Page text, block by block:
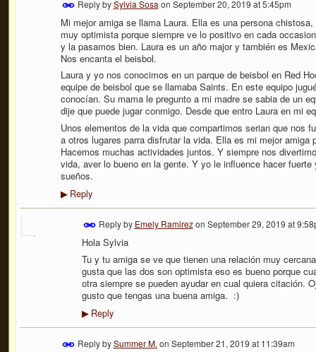
Reply bySylvia Sosa on September 20, 2019 at 5:45pm
Mi mejor amiga se llama Laura. Ella es una persona
muy optimista porque siempre ve lo positivo en cada
y la pasamos bien. Laura es un año major y también es
Nos encanta el beisbol.
Laura y yo nos conocimos en un parque de beisbol en Red
equipe de beisbol que se llamaba Saints. En este equipo
conocían. Su mama le pregunto a mi madre se sabia de un
dije que puede jugar conmigo. Desde que entro Laura en mi
Unos elementos de la vida que compartimos serian que nos
a otros lugares parra disfrutar la vida. Ella es mi mejor amiga
Hacemos muchas actividades juntos. Y siempre nos
vida, aver lo bueno en la gente. Y yo le influence hacer
sueños.
▶Reply
Reply by Emely Ramirezon September 29, 2019 at
Hola Sylvia
Tu y tu amiga se ve que tienen una relación muy
gusta que las dos son optimista eso es bueno porque
otra siempre se pueden ayudar en cual quiera citación.
gusto que tengas una buena amiga. :)
▶Reply
Reply bySummer M. on September 21, 2019 at 11:39am